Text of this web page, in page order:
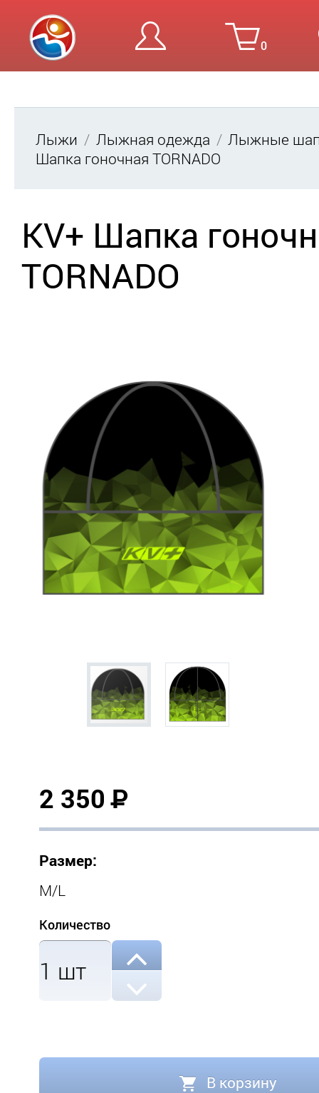
0
Лыжи Лыжная одежда
Лыжные
Шапка гоночная TORNADO
KV+ Шапка
TORNADO
2 350Р
Размер:
M/L
Количество
1 шт
В корзину